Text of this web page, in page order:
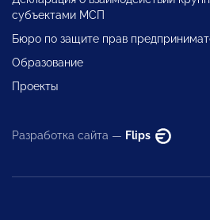
субъектами МСП
Бюро по защите прав
Образование
Проекты
Разработка сайта — Flips